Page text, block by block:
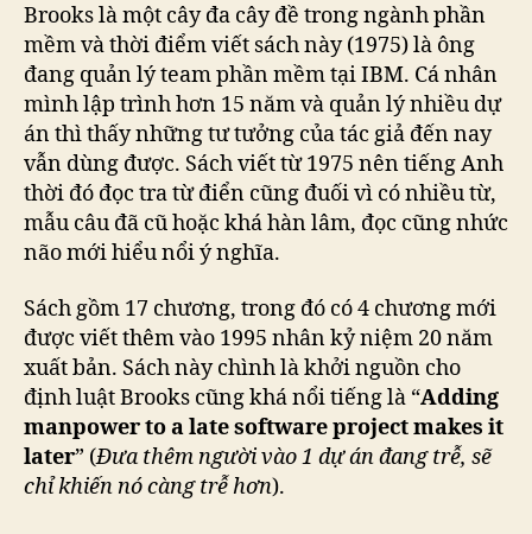
Brooks là một cây đa cây đề trong ngành phần
mềm và thời điểm viết sách này (1975) là ông
đang quản lý team phần mềm tại IBM. Cá nhân
mình lập trình hơn 15 năm và quản lý nhiều dự
án thì thấy những tư tưởng của tác giả đến nay
vẫn dùng được. Sách viết từ 1975 nên tiếng Anh
thời đó đọc tra từ điển cũng đuối vì có nhiều từ,
mẫu câu đã cũ hoặc khá hàn lâm, đọc cũng nhức
não mới hiểu nổi ý nghĩa.
Sách gồm 17 chương, trong đó có 4 chương mới
được viết thêm vào 1995 nhân kỷ niệm 20 năm
xuất bản. Sách này chình là khởi nguồn cho
định luật Brooks cũng khá nổi tiếng là “Adding
manpower to a late software project makes it
later” (Đưa thêm người vào 1 dự án đang trễ, sẽ
chỉ khiến nó càng trễ hơn).